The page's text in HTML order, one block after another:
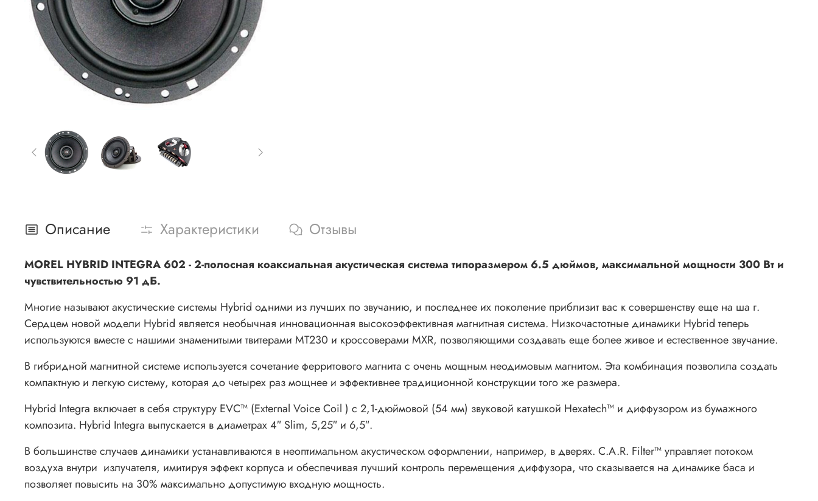
Описание Характеристики Отзывы
MOREL HYBRID INTEGRA 602 - 2-полосная коаксиальная акустическая система типоразмером 6.5 дюймов, максимальной мощности 300 Вт и
чувствительностью 91 дБ.
Многие называют акустические системы Hybrid одними из лучших по звучанию, и последнее их поколение приблизит вас к совершенству еще на ша г.
Сердцем новой модели Hybrid является необычная инновационная высокоэффективная магнитная система. Низкочастотные динамики Hybrid теперь
используются вместе с нашими знаменитыми твитерами MT230 и кроссоверами MXR, позволяющими создавать еще более живое и естественное звучание.
В гибридной магнитной системе используется сочетание ферритового магнита с очень мощным неодимовым магнитом. Эта комбинация позволила создать
компактную и легкую систему, которая до четырех раз мощнее и эффективнее традиционной конструкции того же размера.
Hybrid Integra включает в себя структуру EVC™ (External Voice Coil ) с 2,1-дюймовой (54 мм) звуковой катушкой Hexatech™ и диффузором из бумажного
композита. Hybrid Integra выпускается в диаметрах 4″ Slim, 5,25″ и 6,5″.
В большинстве случаев динамики устанавливаются в неоптимальном акустическом оформлении, например, в дверях. C.A.R. Filter™ управляет потоком
воздуха внутри излучателя, имитируя эффект корпуса и обеспечивая лучший контроль перемещения диффузора, что сказывается на динамике баса и
позволяет повысить на 30% максимально допустимую входную мощность.